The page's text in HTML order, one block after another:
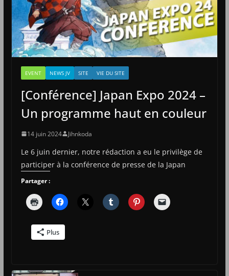
EVENT NEWS JV SITE VIE DU SITE
[Conférence] Japan Expo 2024 –
Un programme haut en couleur
14 juin 2024 Jihnkoda
Le 6 juin dernier, notre rédaction a eu le privilège de
participer à la conférence de presse de la Japan
Partager :
Plus